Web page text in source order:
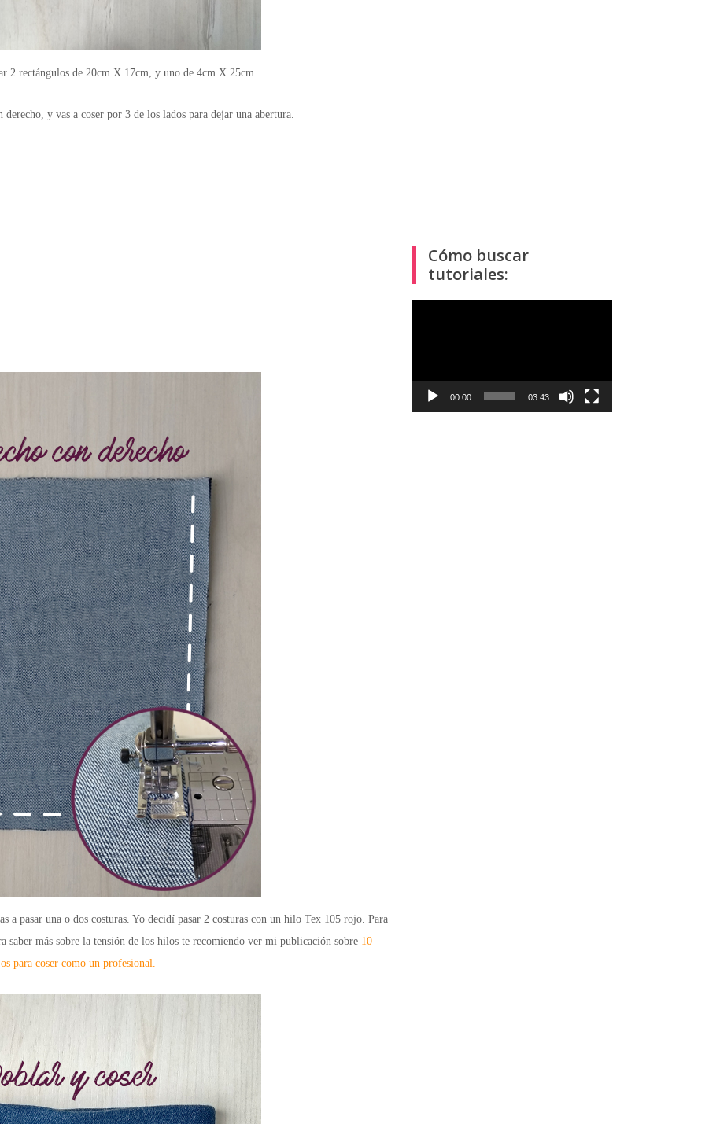
2 rectángulos de 20cm X 17cm, y uno de 4cm X 25cm.
y vas a coser por 3 de los lados para dejar una abertura.
a pasar una o dos costuras. Yo decidí pasar 2 costuras con un hilo Tex 105 rojo. Para
saber más sobre la tensión de los hilos te recomiendo ver mi publicación sobre 10
para coser como un profesional.
Cómo buscar
tutoriales:
00:00 03:43